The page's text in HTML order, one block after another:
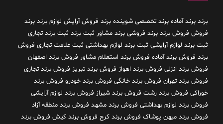
برند برند آماده برند تخصصی شوینده برند فروش آرایش لوازم برند برند
فروش فروش برند برند فروشی برند مشاور ثبت برند ثبت برند تجاری
ثبت برند لوازم آرایشی ثبت برند لوازم بهداشتی ثبت علامت تجاری فروش
برند فروش برند آماده فروش برند استعلام مشاور فروش برند اصفهان
فروش برند انزلی فروش برند اهواز فروش برند تبریز فروش برند تجاری
فروش برند تهران فروش برند خانگی فروش برند خودرو فروش برند
خوراکی فروش برند رشت فروش برند شیراز فروش برند لوازم آرایشی
فروش برند لوازم بهداشتی فروش برند مشهد فروش برند منطقه آزاد
فروش برند میهن پوشاک فروش برند کرج فروش برند کیش فروش برند